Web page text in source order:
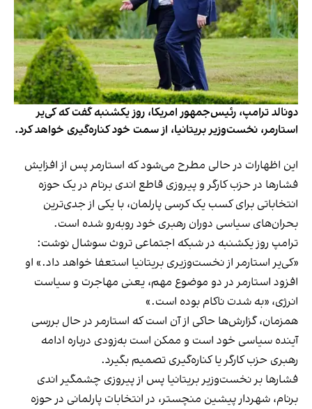
دونالد ترامپ، رئیس‌جمهور امریکا، روز یکشنبه گفت که کی‌یر
استارمر، نخست‌وزیر بریتانیا، از سمت خود کناره‌گیری خواهد کرد.
این اظهارات در حالی مطرح می‌شود که استارمر پس از افزایش
فشارها در حزب کارگر و پیروزی قاطع اندی برنام در یک حوزه
انتخاباتی برای کسب یک کرسی پارلمان، با یکی از جدی‌ترین
بحران‌های سیاسی دوران رهبری خود روبه‌رو شده است.
ترامپ روز یکشنبه در شبکه اجتماعی تروث سوشال نوشت:
«کی‌یر استارمر از نخست‌وزیری بریتانیا استعفا خواهد داد.» او
افزود استارمر در دو موضوع مهم، یعنی مهاجرت و سیاست
انرژی، «به شدت ناکام بوده است.»
همزمان، گزارش‌ها حاکی از آن است که استارمر در حال بررسی
آینده سیاسی خود است و ممکن است به‌زودی درباره ادامه
رهبری حزب کارگر یا کناره‌گیری تصمیم بگیرد.
فشارها بر نخست‌وزیر بریتانیا پس از پیروزی چشمگیر اندی
برنام، شهردار پیشین منچستر، در انتخابات پارلمانی در حوزه